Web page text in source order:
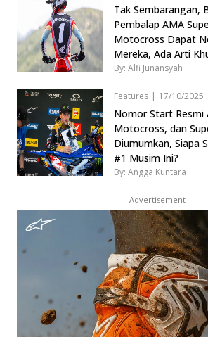
Tak Sembarangan,
Pembalap AMA
Motocross Dapat
Mereka, Ada Arti
By: Alfi Junansyah
Features | 17/10/2025
Nomor Start Resmi
Motocross, dan
Diumumkan, Siapa
#1 Musim Ini?
By: Angga Kuntara
- Advertisement -